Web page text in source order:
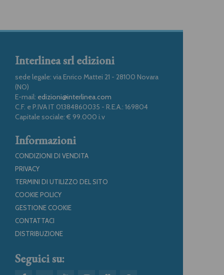
Interlinea srl edizioni
sede legale: via Enrico Mattei 21 - 28100 Novara
(NO)
E-mail: edizioni@interlinea.com
C.F. e P.IVA IT 01384860035 - R.E.A.: 169804
Capitale sociale: € 99.000 i.v
Informazioni
CONDIZIONI DI VENDITA
PRIVACY
TERMINI DI UTILIZZO DEL SITO
COOKIE POLICY
GESTIONE COOKIE
CONTATTACI
DISTRIBUZIONE
Seguici su: